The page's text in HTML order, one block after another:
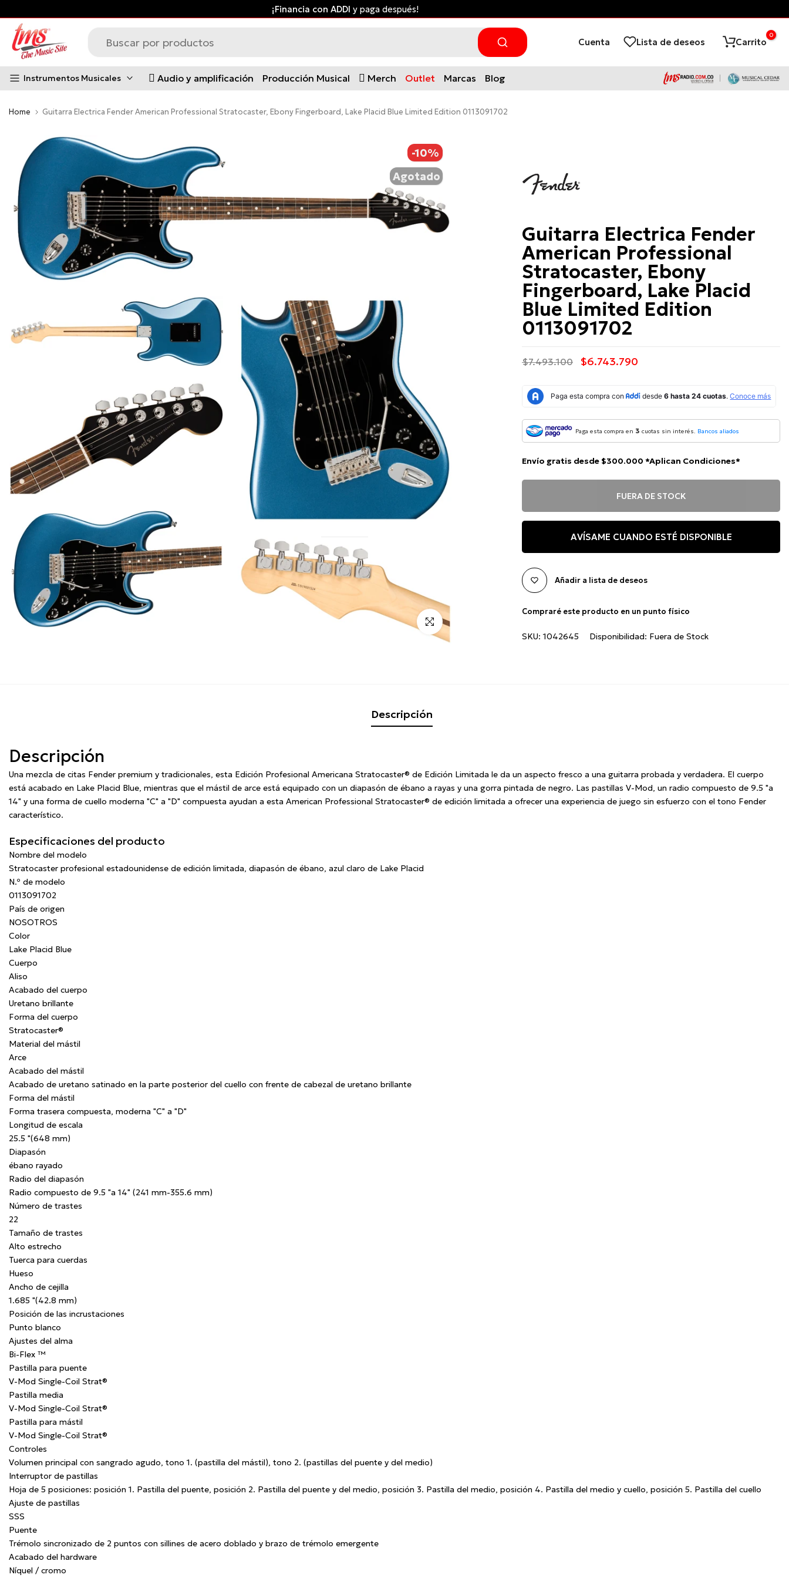
contenido
Envío gratis desde $300.000 a ciudades principales *Aplican Condiciones*
Cuenta Lista de deseos Carrito
0
Instrumentos Musicales Audio y amplificación Producción Musical Merch Outlet Marcas Blog
Home Guitarra Electrica Fender American Professional Stratocaster, Ebony Fingerboard, Lake Placid Blue Limited Edition 0113091702
-10%
Agotado
Click para alargar
Guitarra Electrica Fender
American Professional
Stratocaster, Ebony
Fingerboard, Lake Placid
Blue Limited Edition
0113091702
$7.493.100 $6.743.790
Paga esta compra en 3 cuotas sin interés. Bancos aliados
Envío gratis desde $300.000 *Aplican Condiciones*
FUERA DE STOCK
AVÍSAME CUANDO ESTÉ DISPONIBLE
Añadir a lista de deseos
Compraré este producto en un punto físico
SKU: 1042645 Disponibilidad: Fuera de Stock
Descripción
Descripción
Una mezcla de citas Fender premium y tradicionales, esta Edición Profesional Americana Stratocaster® de Edición Limitada le da un aspecto fresco a una guitarra probada y verdadera. El cuerpo
está acabado en Lake Placid Blue, mientras que el mástil de arce está equipado con un diapasón de ébano a rayas y una gorra pintada de negro. Las pastillas V-Mod, un radio compuesto de 9.5 "a
14" y una forma de cuello moderna "C" a "D" compuesta ayudan a esta American Professional Stratocaster® de edición limitada a ofrecer una experiencia de juego sin esfuerzo con el tono Fender
característico.
Especificaciones del producto
Nombre del modelo
Stratocaster profesional estadounidense de edición limitada, diapasón de ébano, azul claro de Lake Placid
N.º de modelo
0113091702
País de origen
NOSOTROS
Color
Lake Placid Blue
Cuerpo
Aliso
Acabado del cuerpo
Uretano brillante
Forma del cuerpo
Stratocaster®
Material del mástil
Arce
Acabado del mástil
Acabado de uretano satinado en la parte posterior del cuello con frente de cabezal de uretano brillante
Forma del mástil
Forma trasera compuesta, moderna "C" a "D"
Longitud de escala
25.5 "(648 mm)
Diapasón
ébano rayado
Radio del diapasón
Radio compuesto de 9.5 "a 14" (241 mm-355.6 mm)
Número de trastes
22
Tamaño de trastes
Alto estrecho
Tuerca para cuerdas
Hueso
Ancho de cejilla
1.685 "(42.8 mm)
Posición de las incrustaciones
Punto blanco
Ajustes del alma
Bi-Flex ™
Pastilla para puente
V-Mod Single-Coil Strat®
Pastilla media
V-Mod Single-Coil Strat®
Pastilla para mástil
V-Mod Single-Coil Strat®
Controles
Volumen principal con sangrado agudo, tono 1. (pastilla del mástil), tono 2. (pastillas del puente y del medio)
Interruptor de pastillas
Hoja de 5 posiciones: posición 1. Pastilla del puente, posición 2. Pastilla del puente y del medio, posición 3. Pastilla del medio, posición 4. Pastilla del medio y cuello, posición 5. Pastilla del cuello
Ajuste de pastillas
SSS
Puente
Trémolo sincronizado de 2 puntos con sillines de acero doblado y brazo de trémolo emergente
Acabado del hardware
Níquel / cromo